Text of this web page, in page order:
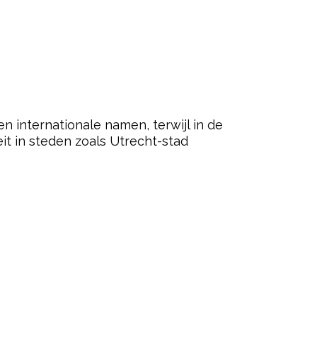
internationale namen, terwijl in de
in steden zoals Utrecht-stad